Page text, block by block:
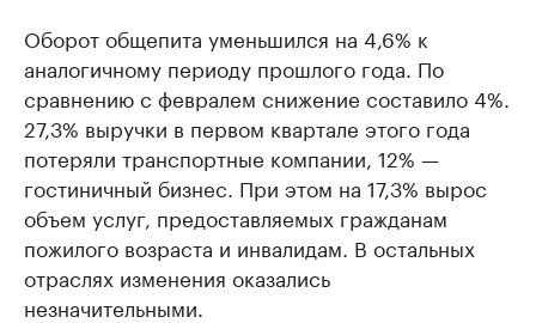
Оборот общепита уменьшился на 4,6% к
аналогичному периоду прошлого года. По
сравнению с февралем снижение составило 4%.
27,3% выручки в первом квартале этого года
потеряли транспортные компании, 12% —
гостиничный бизнес. При этом на 17,3% вырос
объем услуг, предоставляемых гражданам
пожилого возраста и инвалидам. В остальных
отраслях изменения оказались
незначительными.